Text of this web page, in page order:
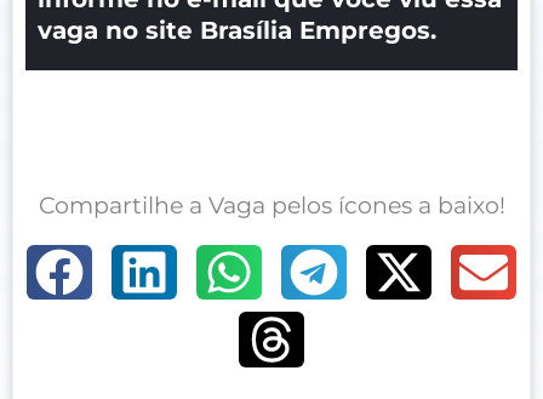
vaga no site Brasília Empregos.
Compartilhe a Vaga pelos ícones a baixo!